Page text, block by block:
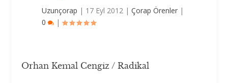
Uzunçorap | 17 Eyl 2012 |Çorap Örenler |
0
|
Orhan Kemal Cengiz / Radikal